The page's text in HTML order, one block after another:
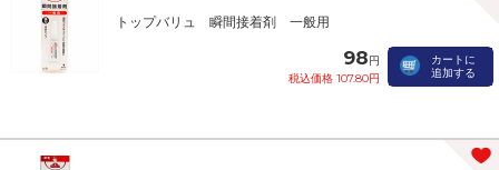
トップバリュ 瞬間接着剤 一般用
98円
税込価格 107.80円
カートに
追加する